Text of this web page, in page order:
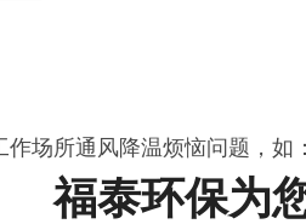
作场所通风降温烦恼问题，
福泰环保为